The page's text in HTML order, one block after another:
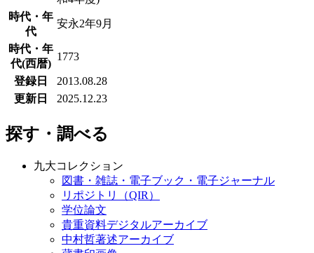
時代・年
代
安永2年9月
時代・年
代(西暦)
1773
登録日
2013.08.28
更新日
2025.12.23
探す・調べる
九大コレクション
図書・雑誌・電子ブック・電子ジャーナル
リポジトリ（QIR）
学位論文
貴重資料デジタルアーカイブ
中村哲著述アーカイブ